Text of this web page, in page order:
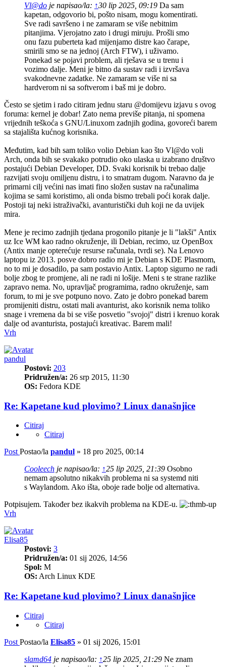
Vl@do je napisao/la: ↑30 lip 2025, 09:19 Da sam
kapetan, odgovorio bi, pošto nisam, mogu komentirati.
Sve radi savršeno i ne zamaram se više nebitnim
pitanjima. Vjerojatno zato i drugi miruju. Prošli smo
onu fazu puberteta kad mijenjamo distre kao čarape,
smirili smo se na jednoj (Arch FTW), i uživamo.
Ponekad se pojavi problem, ali rješava se u trenu i
vozimo dalje. Meni je bitno da sustav radi i izvršava
svakodnevne zadatke. Ne zamaram se više ni sa
hardverom ni sa softverom i baš mi je dobro.
Često se sjetim i rado citiram jednu staru @domijevu izjavu s ovog
foruma: kernel je dobar! Zato nema previše pitanja, ni spomena
vrijednih teškoća s GNU/Linuxom zadnjih godina, govoreći barem
sa stajališta kućnog korisnika.
Međutim, kad bih sam toliko volio Debian kao što Vl@do voli
Arch, onda bih se svakako potrudio oko ulaska u izabrano društvo
postajući Debian Developer, DD. Svaki korisnik bi trebao dalje
razvijati svoju omiljenu distru, i to smatram dugom. Naravno da je
primarni cilj većini nas imati fino složen sustav na računalima
kojima se sami koristimo, ali onda bismo trebali poći korak dalje.
Postoji taj neki istraživački, avanturistički duh koji ne da uvijek
mira.
Mene je recimo zadnjih tjedana progonilo pitanje je li "lakši" Antix
uz Ice WM kao radno okruženje, ili Debian, recimo, uz OpenBox
(Antix manje opterećuje resurse računala, tvrdi se). Na Lenovo
laptopu iz 2013. posve dobro radio mi je Debian s KDE Plasmom,
no to mi je dosadilo, pa sam postavio Antix. Laptop sigurno ne radi
bolje zbog te promjene, ali ne radi ni lošije. Meni s te strane razlike
zapravo nema. No, upravljač programima, radno okruženje, sam
forum, to mi je sve potpuno novo. Zato je dobro ponekad barem
promijeniti distru, ostati mali avanturist, ako korisnik nema toliko
snage i vremena da bi se više posvetio "svojoj" distri i krenuo korak
dalje od avanturista, postajući kreativac. Barem mali!
Vrh
pandul
Postovi: 203
Pridružen/a: 26 srp 2015, 11:30
OS: Fedora KDE
Re: Kapetane kud plovimo? Linux današnjice
Citiraj
Citiraj
Post Postao/la pandul » 18 pro 2025, 00:14
Cooleech je napisao/la: ↑25 lip 2025, 21:39 Osobno
nemam apsolutno nikakvih problema ni sa systemd niti
s Waylandom. Ako išta, oboje rade bolje od alternativa.
Potpisujem. Također bez ikakvih problema na KDE-u.
Vrh
Elisa85
Postovi: 3
Pridružen/a: 01 sij 2026, 14:56
Spol: M
OS: Arch Linux KDE
Re: Kapetane kud plovimo? Linux današnjice
Citiraj
Citiraj
Post Postao/la Elisa85 » 01 sij 2026, 15:01
slamd64 je napisao/la: ↑25 lip 2025, 21:29 Ne znam